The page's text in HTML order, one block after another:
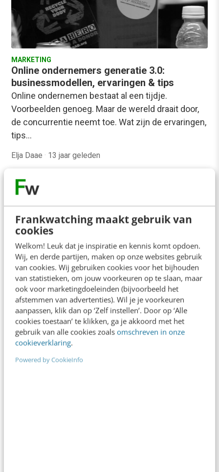
Frankwatching maakt gebruik van
cookies
Welkom! Leuk dat je inspiratie en kennis komt opdoen.
Wij, en derde partijen, maken op onze websites gebruik
van cookies. Wij gebruiken cookies voor het bijhouden
van statistieken, om jouw voorkeuren op te slaan, maar
ook voor marketingdoeleinden (bijvoorbeeld het
afstemmen van advertenties). Wil je je voorkeuren
aanpassen, klik dan op ‘Zelf instellen’. Door op ‘Alle
cookies toestaan’ te klikken, ga je akkoord met het
gebruik van alle cookies zoals omschreven in onze
cookieverklaring.
Powered by CookieInfo
MARKETING
Online ondernemers generatie 3.0:
businessmodellen, ervaringen & tips
Online ondernemen bestaat al een tijdje.
Voorbeelden genoeg. Maar de wereld draait door,
de concurrentie neemt toe. Wat zijn de ervaringen,
tips…
Elja Daae · 13 jaar geleden
MARKETING
Cookiewet: 5 maatregelen van affiliate-
netwerken
De cookiewet brengt heel wat teweeg, ook bij
affiliates, adverteerders en affiliate-netwerken. Er
wordt gevreesd voor omzetverlies en verlies van